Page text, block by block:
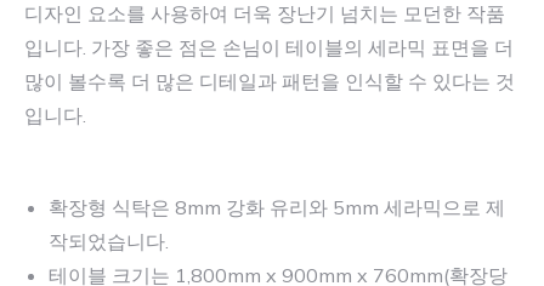
디자인 요소를 사용하여 더욱 장난기 넘치는 모던한 작품
입니다. 가장 좋은 점은 손님이 테이블의 세라믹 표면을 더
많이 볼수록 더 많은 디테일과 패턴을 인식할 수 있다는 것
입니다.
확장형 식탁은 8mm 강화 유리와 5mm 세라믹으로 제
작되었습니다.
테이블 크기는 1,800mm x 900mm x 760mm(확장당